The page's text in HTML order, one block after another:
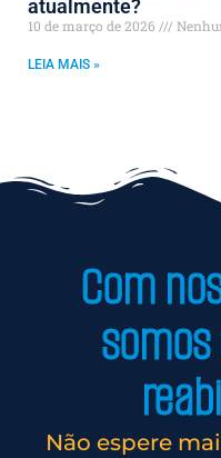
atualmente?
10 de março de 2026
LEIA MAIS »
Com
Não espere